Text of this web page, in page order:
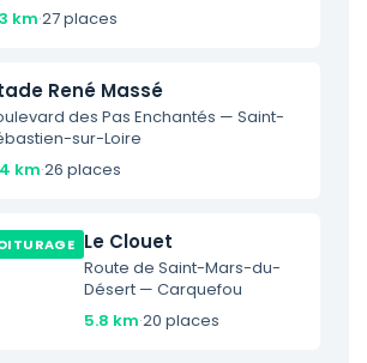
km·27 places
René Massé
des Pas Enchantés — Saint-
sur-Loire
km·26 places
Le Clouet
Route de Saint-Mars-du-
Désert — Carquefou
5.8 km·20 places